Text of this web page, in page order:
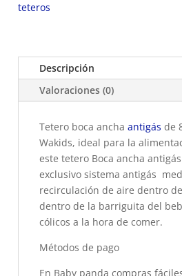
teteros
Descripción
Valoraciones (0)
Tetero boca ancha antigás de
Wakids, ideal para la
este tetero Boca ancha
exclusivo sistema antigás
recirculación de aire dentro
dentro de la barriguita del
cólicos a la hora de comer.
Métodos de pago
En Baby panda compras